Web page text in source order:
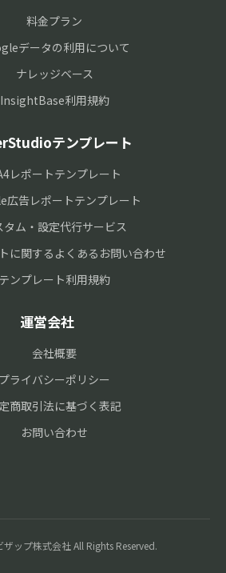
料金プラン
データの利用について
ナレッジベース
InsightBase利用規約
テンプレート
レポートテンプレート
広告レポートテンプレート
タム・設定代行サービス
に関するよくあるお問い合わせ
テンプレート利用規約
運営会社
会社概要
プライバシーポリシー
商取引法に基づく表記
お問い合わせ
ップ株式会社 All Rights Reserved.